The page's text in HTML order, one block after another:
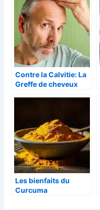
Contre la Calvitie: La
Greffe de cheveux
Les bienfaits du
Curcuma